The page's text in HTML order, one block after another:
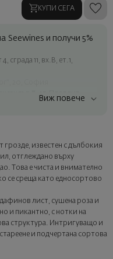
КУПИ СЕГА
Seewines и получи 5%
сграда 11, вх.В, ет.1,
I", 45, Пловдив
на град София
и персонализирана
тази опция в
Виж повече
известен с дълбокия
отглеждано върху
Това е чиста и внимателно
се среща като едносортово
лист, сушена роза и
и пикантно, с нотки на
структура. Интригуващо и
и подчертана сортова